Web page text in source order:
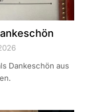
Dankeschön aus